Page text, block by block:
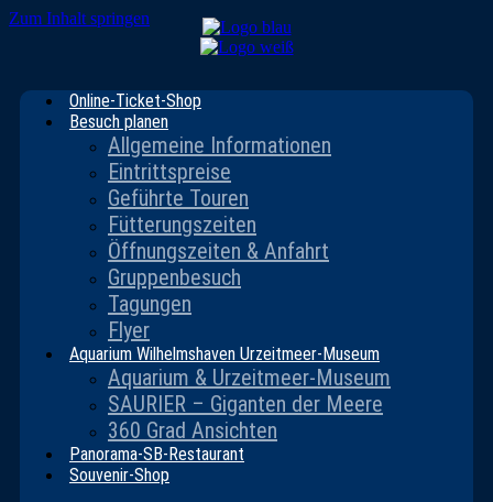
Zum Inhalt springen
Online-Ticket-Shop
Besuch planen
Allgemeine Informationen
Eintrittspreise
Geführte Touren
Fütterungszeiten
Öffnungszeiten & Anfahrt
Gruppenbesuch
Tagungen
Flyer
Aquarium Wilhelmshaven Urzeitmeer-Museum
Aquarium & Urzeitmeer-Museum
SAURIER – Giganten der Meere
360 Grad Ansichten
Panorama-SB-Restaurant
Souvenir-Shop